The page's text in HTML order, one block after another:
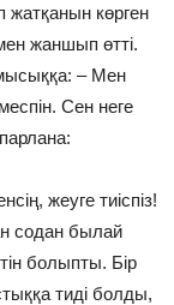
жатқанын көрген
жаншып өтті.
– Мен
Сен неге
жеуге тиіспіз!
содан былай
болыпты. Бір
тиді болды,